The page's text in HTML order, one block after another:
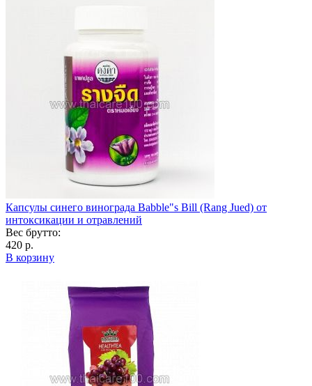
Капсулы синего винограда Babble"s Bill (Rang Jued) от
интоксикации и отравлений
Вес брутто:
420 р.
В корзину